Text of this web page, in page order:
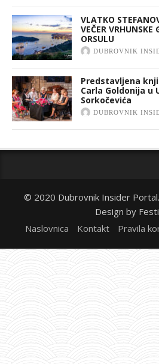
VLATKO
VEČER VRHUNSKE
ORSULU
DUBROVNIK
Predstavljena
Carla Goldonija u
Sorkočevića
DUBROVNIK
© 2020 Dubrovnik Insider
Design by
Naslovnica
Kontakt Pravila